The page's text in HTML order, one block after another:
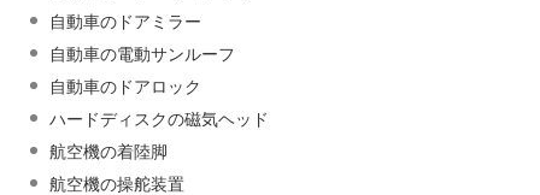
自動車のドアミラー
自動車の電動サンルーフ
自動車のドアロック
ハードディスクの磁気ヘッド
航空機の着陸脚
航空機の操舵装置